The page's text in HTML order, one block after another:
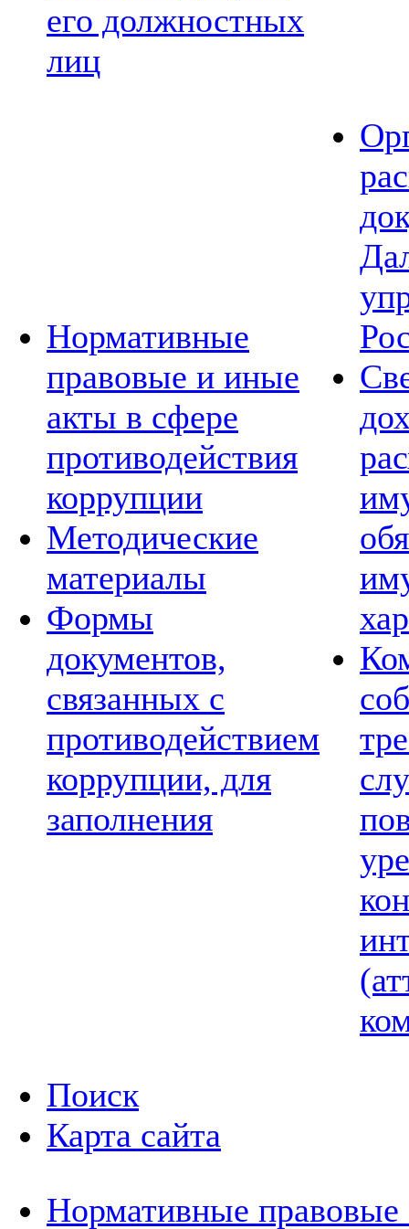
его должностных
лиц
Нормативные
правовые и иные
акты в сфере
противодействия
коррупции
Методические
материалы
Формы
документов,
связанных с
противодействием
коррупции, для
заполнения
Поиск
Карта сайта
Нормативные правовые